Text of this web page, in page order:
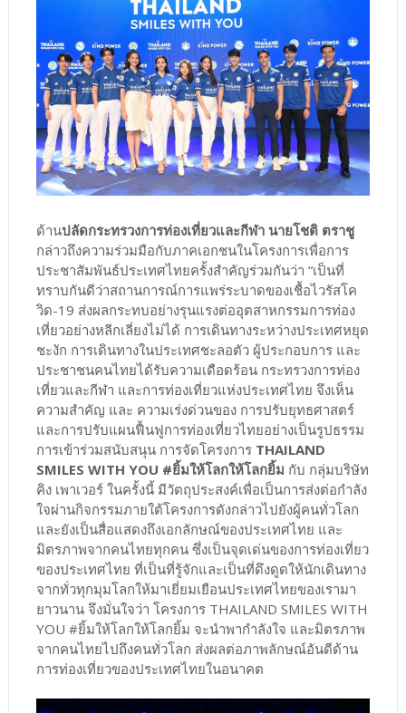
ด้านปลัดกระทรวงการท่องเที่ยวและกีฬา นายโชติ ตราชู
กล่าวถึงความร่วมมือกับภาคเอกชนในโครงการเพื่อการ
ประชาสัมพันธ์ประเทศไทยครั้งสำคัญร่วมกันว่า “เป็นที่
ทราบกันดีว่าสถานการณ์การแพร่ระบาดของเชื้อไวรัสโค
วิด-19 ส่งผลกระทบอย่างรุนแรงต่ออุตสาหกรรมการท่อง
เที่ยวอย่างหลีกเลี่ยงไม่ได้ การเดินทางระหว่างประเทศหยุด
ชะงัก การเดินทางในประเทศชะลอตัว ผู้ประกอบการ และ
ประชาชนคนไทยได้รับความเดือดร้อน กระทรวงการท่อง
เที่ยวและกีฬา และการท่องเที่ยวแห่งประเทศไทย จึงเห็น
ความสำคัญ และ ความเร่งด่วนของ การปรับยุทธศาสตร์
และการปรับแผนฟื้นฟูการท่องเที่ยวไทยอย่างเป็นรูปธรรม
การเข้าร่วมสนับสนุน การจัดโครงการ THAILAND
SMILES WITH YOU #ยิ้มให้โลกให้โลกยิ้ม กับ กลุ่มบริษัท
คิง เพาเวอร์ ในครั้งนี้ มีวัตถุประสงค์เพื่อเป็นการส่งต่อกำลัง
ใจผ่านกิจกรรมภายใต้โครงการดังกล่าวไปยังผู้คนทั่วโลก
และยังเป็นสื่อแสดงถึงเอกลักษณ์ของประเทศไทย และ
มิตรภาพจากคนไทยทุกคน ซึ่งเป็นจุดเด่นของการท่องเที่ยว
ของประเทศไทย ที่เป็นที่รู้จักและเป็นที่ดึงดูดให้นักเดินทาง
จากทั่วทุกมุมโลกให้มาเยี่ยมเยือนประเทศไทยของเรามา
ยาวนาน จึงมั่นใจว่า โครงการ THAILAND SMILES WITH
YOU #ยิ้มให้โลกให้โลกยิ้ม จะนำพากำลังใจ และมิตรภาพ
จากคนไทยไปถึงคนทั่วโลก ส่งผลต่อภาพลักษณ์อันดีด้าน
การท่องเที่ยวของประเทศไทยในอนาคต